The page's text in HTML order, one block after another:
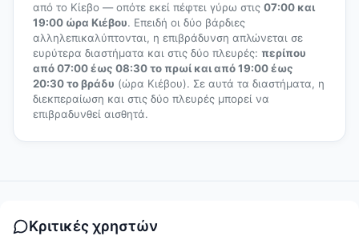
από το Κίεβο — οπότε εκεί πέφτει γύρω στις 07:00 και
19:00 ώρα Κιέβου. Επειδή οι δύο βάρδιες
αλληλεπικαλύπτονται, η επιβράδυνση απλώνεται σε
ευρύτερα διαστήματα και στις δύο πλευρές: περίπου
από 07:00 έως 08:30 το πρωί και από 19:00 έως
20:30 το βράδυ (ώρα Κιέβου). Σε αυτά τα διαστήματα, η
διεκπεραίωση και στις δύο πλευρές μπορεί να
επιβραδυνθεί αισθητά.
Κριτικές χρηστών